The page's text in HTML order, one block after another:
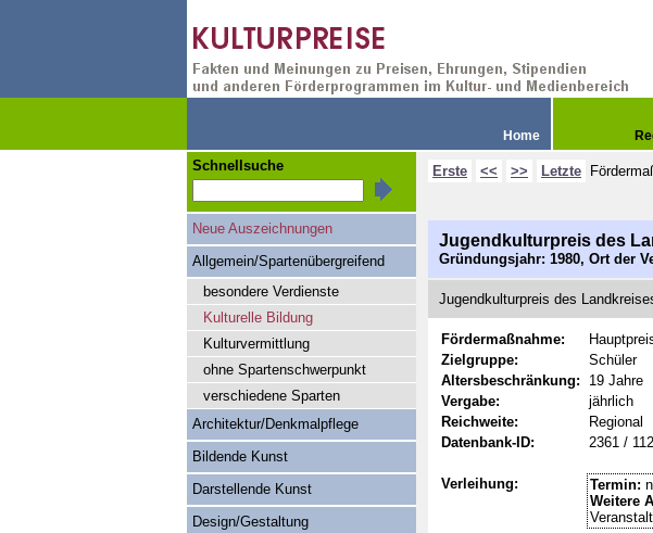
Home
Erste << >> Letzte
Jugendkulturpreis des
Gründungsjahr: 1980, Ort der
Jugendkulturpreis des
Fördermaßnahme:
Zielgruppe:
Schüler
Altersbeschränkung:
19 Jahre
Vergabe:
jährlich
Reichweite:
Regional
Datenbank-ID:
2361 /
Verleihung: Termin:
Weitere
Schnellsuche
Neue Auszeichnungen
Allgemein/Spartenübergreifend
besondere Verdienste
Kulturelle Bildung
Kulturvermittlung
ohne Spartenschwerpunkt
verschiedene Sparten
Architektur/Denkmalpflege
Bildende Kunst
Darstellende Kunst
Design/Gestaltung